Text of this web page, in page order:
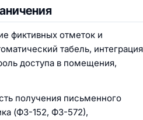
фиктивных отметок и
табель, интеграция
доступа в помещения,
получения письменного
(ФЗ-152, ФЗ-572),